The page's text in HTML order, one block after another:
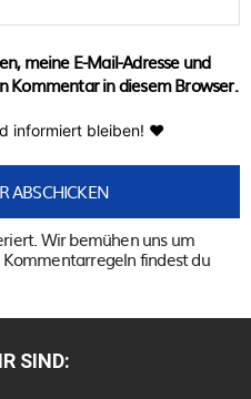
meine E-Mail-Adresse und
Kommentar in diesem Browser.
informiert bleiben! ♥
Wir bemühen uns um
findest du
SIND: